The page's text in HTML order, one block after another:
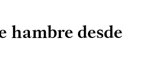
hambre desde